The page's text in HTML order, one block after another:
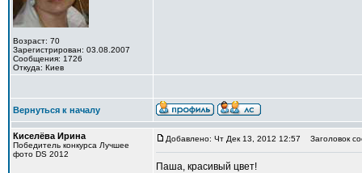
Возраст: 70
Зарегистрирован: 03.08.2007
Сообщения: 1726
Откуда: Киев
Вернуться к началу
Киселёва Ирина
Победитель конкурса Лучшее
фото DS 2012
Добавлено: Чт Дек 13, 2012 12:57 Заголовок
Паша, красивый цвет!